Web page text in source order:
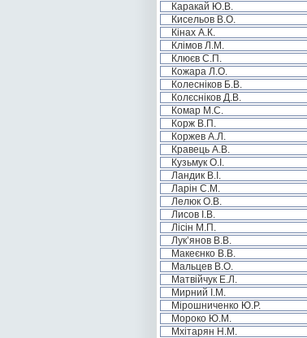
Каракай Ю.В.
Кисельов В.О.
Кінах А.К.
Клімов Л.М.
Клюєв С.П.
Кожара Л.О.
Колесніков Б.В.
Колєсніков Д.В.
Комар М.С.
Корж В.П.
Коржев А.Л.
Кравець А.В.
Кузьмук О.І.
Ландик В.І.
Ларін С.М.
Лелюк О.В.
Лисов І.В.
Лісін М.П.
Лук’янов В.В.
Макеєнко В.В.
Мальцев В.О.
Матвійчук Е.Л.
Мирний І.М.
Мірошниченко Ю.Р.
Мороко Ю.М.
Мхітарян Н.М.